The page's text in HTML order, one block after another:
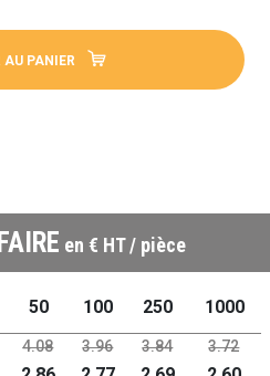
AU PANIER
en € HT / pièce
50 100 250 1000
4.08 3.96 3.84 3.72